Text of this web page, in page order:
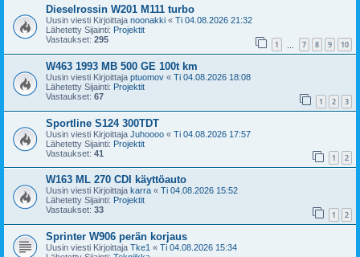
Dieselrossin W201 M111 turbo
Uusin viesti Kirjoittaja noonakki « Ti 04.08.2026 21:32
Lähetetty Sijainti: Projektit
Vastaukset: 295 1 7 8 9 10
W463 1993 MB 500 GE 100t km
Uusin viesti Kirjoittaja ptuomov « Ti 04.08.2026 18:08
Lähetetty Sijainti: Projektit
Vastaukset: 67 1 2 3
Sportline S124 300TDT
Uusin viesti Kirjoittaja Juhoooo « Ti 04.08.2026 17:57
Lähetetty Sijainti: Projektit
Vastaukset: 41 1 2
W163 ML 270 CDI käyttöauto
Uusin viesti Kirjoittaja karra « Ti 04.08.2026 15:52
Lähetetty Sijainti: Projektit
Vastaukset: 33 1 2
Sprinter W906 perän korjaus
Uusin viesti Kirjoittaja Tke1 « Ti 04.08.2026 15:34